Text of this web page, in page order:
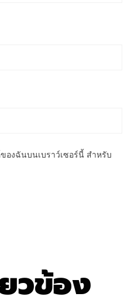
องฉันบนเบราว์เซอร์นี้ สำหรับ
วข้อง